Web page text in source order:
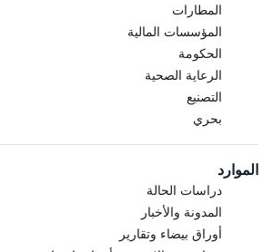
المطارات
المؤسسات المالية
الحكومة
الرعاية الصحية
التصنيع
بحري
الموارد
دراسات الحالة
المدونة والأخبار
أوراق بيضاء وتقارير